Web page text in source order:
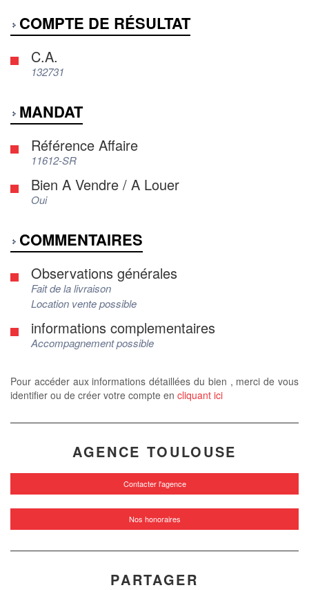
COMPTE DE RÉSULTAT
C.A.
132731
MANDAT
Référence Affaire
11612-SR
Bien A Vendre / A Louer
Oui
COMMENTAIRES
Observations générales
Fait de la livraison
Location vente possible
informations complementaires
Accompagnement possible
Pour accéder aux informations détaillées du bien , merci de vous
identifier ou de créer votre compte en cliquant ici
AGENCE TOULOUSE
Contacter l'agence
Nos honoraires
PARTAGER